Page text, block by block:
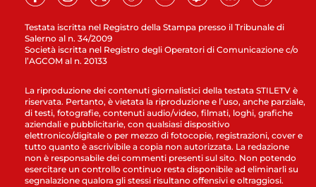
Testata iscritta nel Registro della Stampa presso il Tribunale di
Salerno al n. 34/2009
Società iscritta nel Registro degli Operatori di Comunicazione c/o
l’AGCOM al n. 20133
La riproduzione dei contenuti giornalistici della testata STILETV è
riservata. Pertanto, è vietata la riproduzione e l’uso, anche parziale,
di testi, fotografie, contenuti audio/video, filmati, loghi, grafiche
aziendali e pubblicitarie, con qualsiasi dispositivo
elettronico/digitale o per mezzo di fotocopie, registrazioni, cover e
tutto quanto è ascrivibile a copia non autorizzata. La redazione
non è responsabile dei commenti presenti sul sito. Non potendo
esercitare un controllo continuo resta disponibile ad eliminarli su
segnalazione qualora gli stessi risultano offensivi e oltraggiosi.